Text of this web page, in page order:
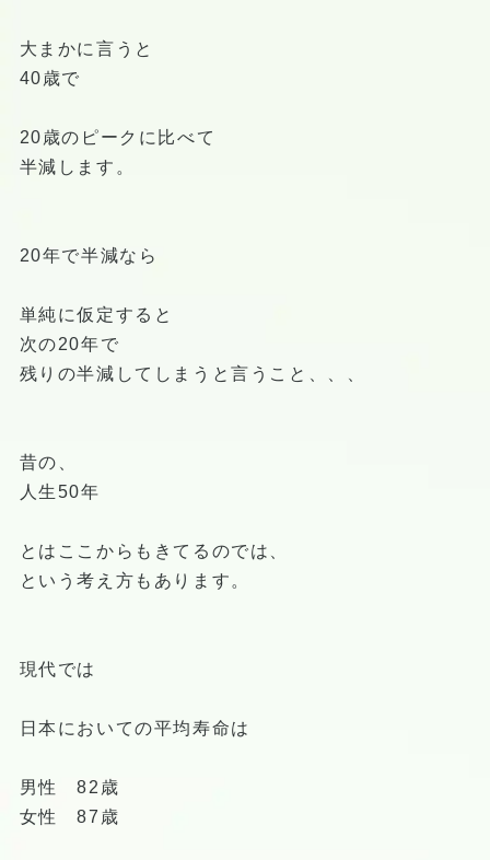
大まかに言うと
40歳で
20歳のピークに比べて
半減します。
20年で半減なら
単純に仮定すると
次の20年で
残りの半減してしまうと言うこと、、、
昔の、
人生50年
とはここからもきてるのでは、
という考え方もあります。
現代では
日本においての平均寿命は
男性 82歳
女性 87歳